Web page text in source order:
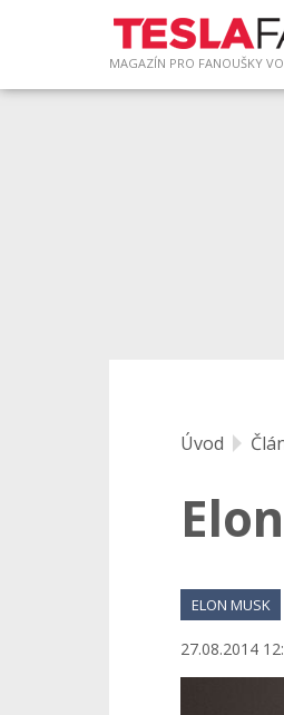
MAGAZÍN PRO FANOUŠKY
Úvod
ELON MUSK
27.08.2014